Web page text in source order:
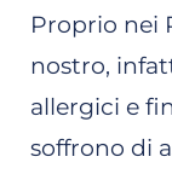
Proprio nei
nostro,
allergici e
soffrono di